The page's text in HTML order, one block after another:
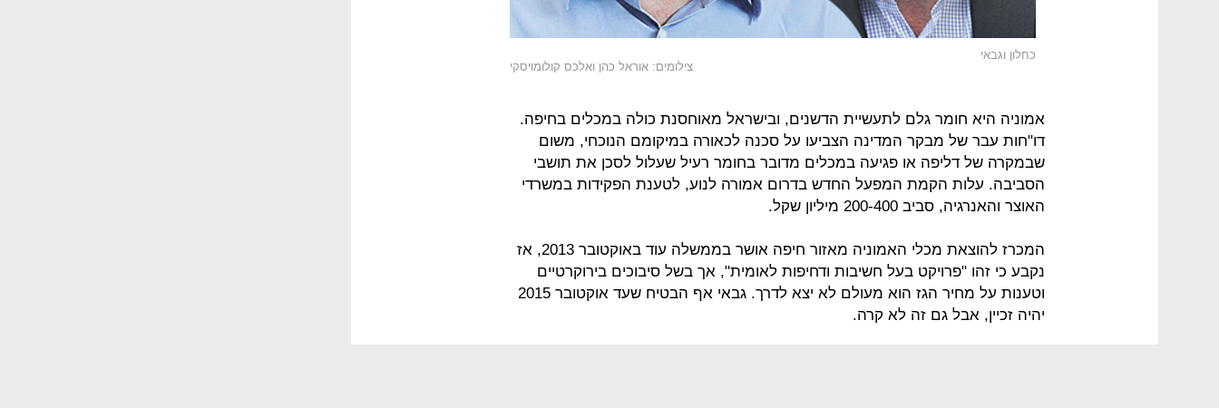
כחלון וגבאי
צילומים: אוראל כהן ואלכס קולומויסקי
אמוניה היא חומר גלם לתעשיית הדשנים, ובישראל מאוחסנת כולה במכלים בחיפה.
דו"חות עבר של מבקר המדינה הצביעו על סכנה לכאורה במיקומם הנוכחי, משום
שבמקרה של דליפה או פגיעה במכלים מדובר בחומר רעיל שעלול לסכן את תושבי
הסביבה. עלות הקמת המפעל החדש בדרום אמורה לנוע, לטענת הפקידות במשרדי
האוצר והאנרגיה, סביב 200-400 מיליון שקל.
המכרז להוצאת מכלי האמוניה מאזור חיפה אושר בממשלה עוד באוקטובר 2013, אז
נקבע כי זהו "פרויקט בעל חשיבות ודחיפות לאומית", אך בשל סיבוכים בירוקרטיים
וטענות על מחיר הגז הוא מעולם לא יצא לדרך. גבאי אף הבטיח שעד אוקטובר 2015
יהיה זכיין, אבל גם זה לא קרה.